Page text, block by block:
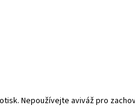
Nepoužívejte aviváž pro